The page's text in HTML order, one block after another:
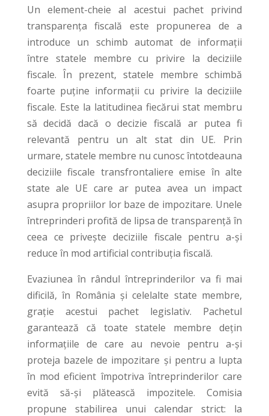
Un element-cheie al acestui pachet privind
transparența fiscală este propunerea de a
introduce un schimb automat de informații
între statele membre cu privire la deciziile
fiscale. În prezent, statele membre schimbă
foarte puține informații cu privire la deciziile
fiscale. Este la latitudinea fiecărui stat membru
să decidă dacă o decizie fiscală ar putea fi
relevantă pentru un alt stat din UE. Prin
urmare, statele membre nu cunosc întotdeauna
deciziile fiscale transfrontaliere emise în alte
state ale UE care ar putea avea un impact
asupra propriilor lor baze de impozitare. Unele
întreprinderi profită de lipsa de transparență în
ceea ce privește deciziile fiscale pentru a-și
reduce în mod artificial contribuția fiscală.
Evaziunea în rândul întreprinderilor va fi mai
dificilă, în România și celelalte state membre,
grație acestui pachet legislativ. Pachetul
garantează că toate statele membre dețin
informațiile de care au nevoie pentru a-și
proteja bazele de impozitare și pentru a lupta
în mod eficient împotriva întreprinderilor care
evită să-și plătească impozitele. Comisia
propune stabilirea unui calendar strict: la